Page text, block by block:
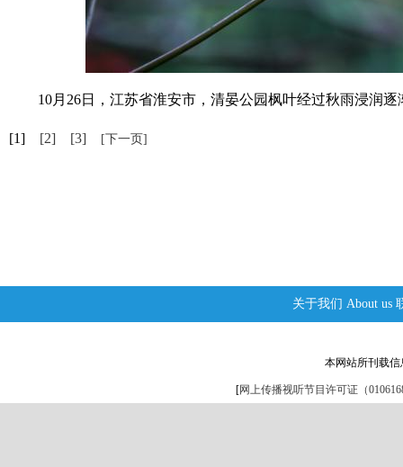
10月26日，江苏省淮安市，清晏公园枫叶经过秋雨浸润逐
[1] [2] [3] [下一页]
关于我们 About us
本网站所刊载
[网上传播视听节目许可证（